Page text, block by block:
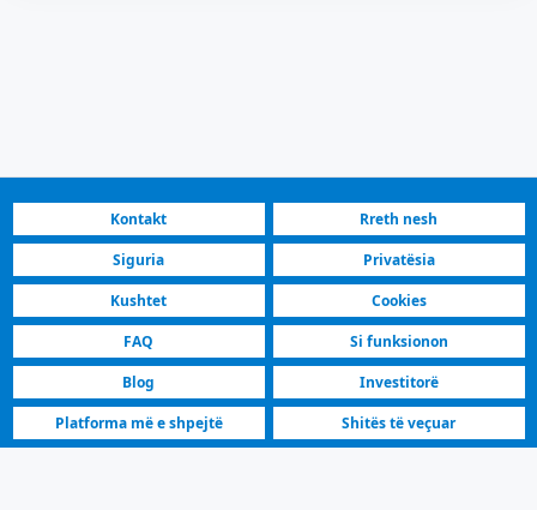
Kontakt
Rreth nesh
Siguria
Privatësia
Kushtet
Cookies
FAQ
Si funksionon
Blog
Investitorë
Platforma më e shpejtë
Shitës të veçuar